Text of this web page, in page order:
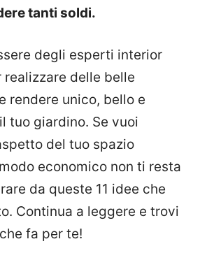
tanti soldi.
degli esperti interior
realizzare delle belle
rendere unico, bello e
tuo giardino. Se vuoi
del tuo spazio
economico non ti resta
da queste 11 idee che
Continua a leggere e trovi
fa per te!